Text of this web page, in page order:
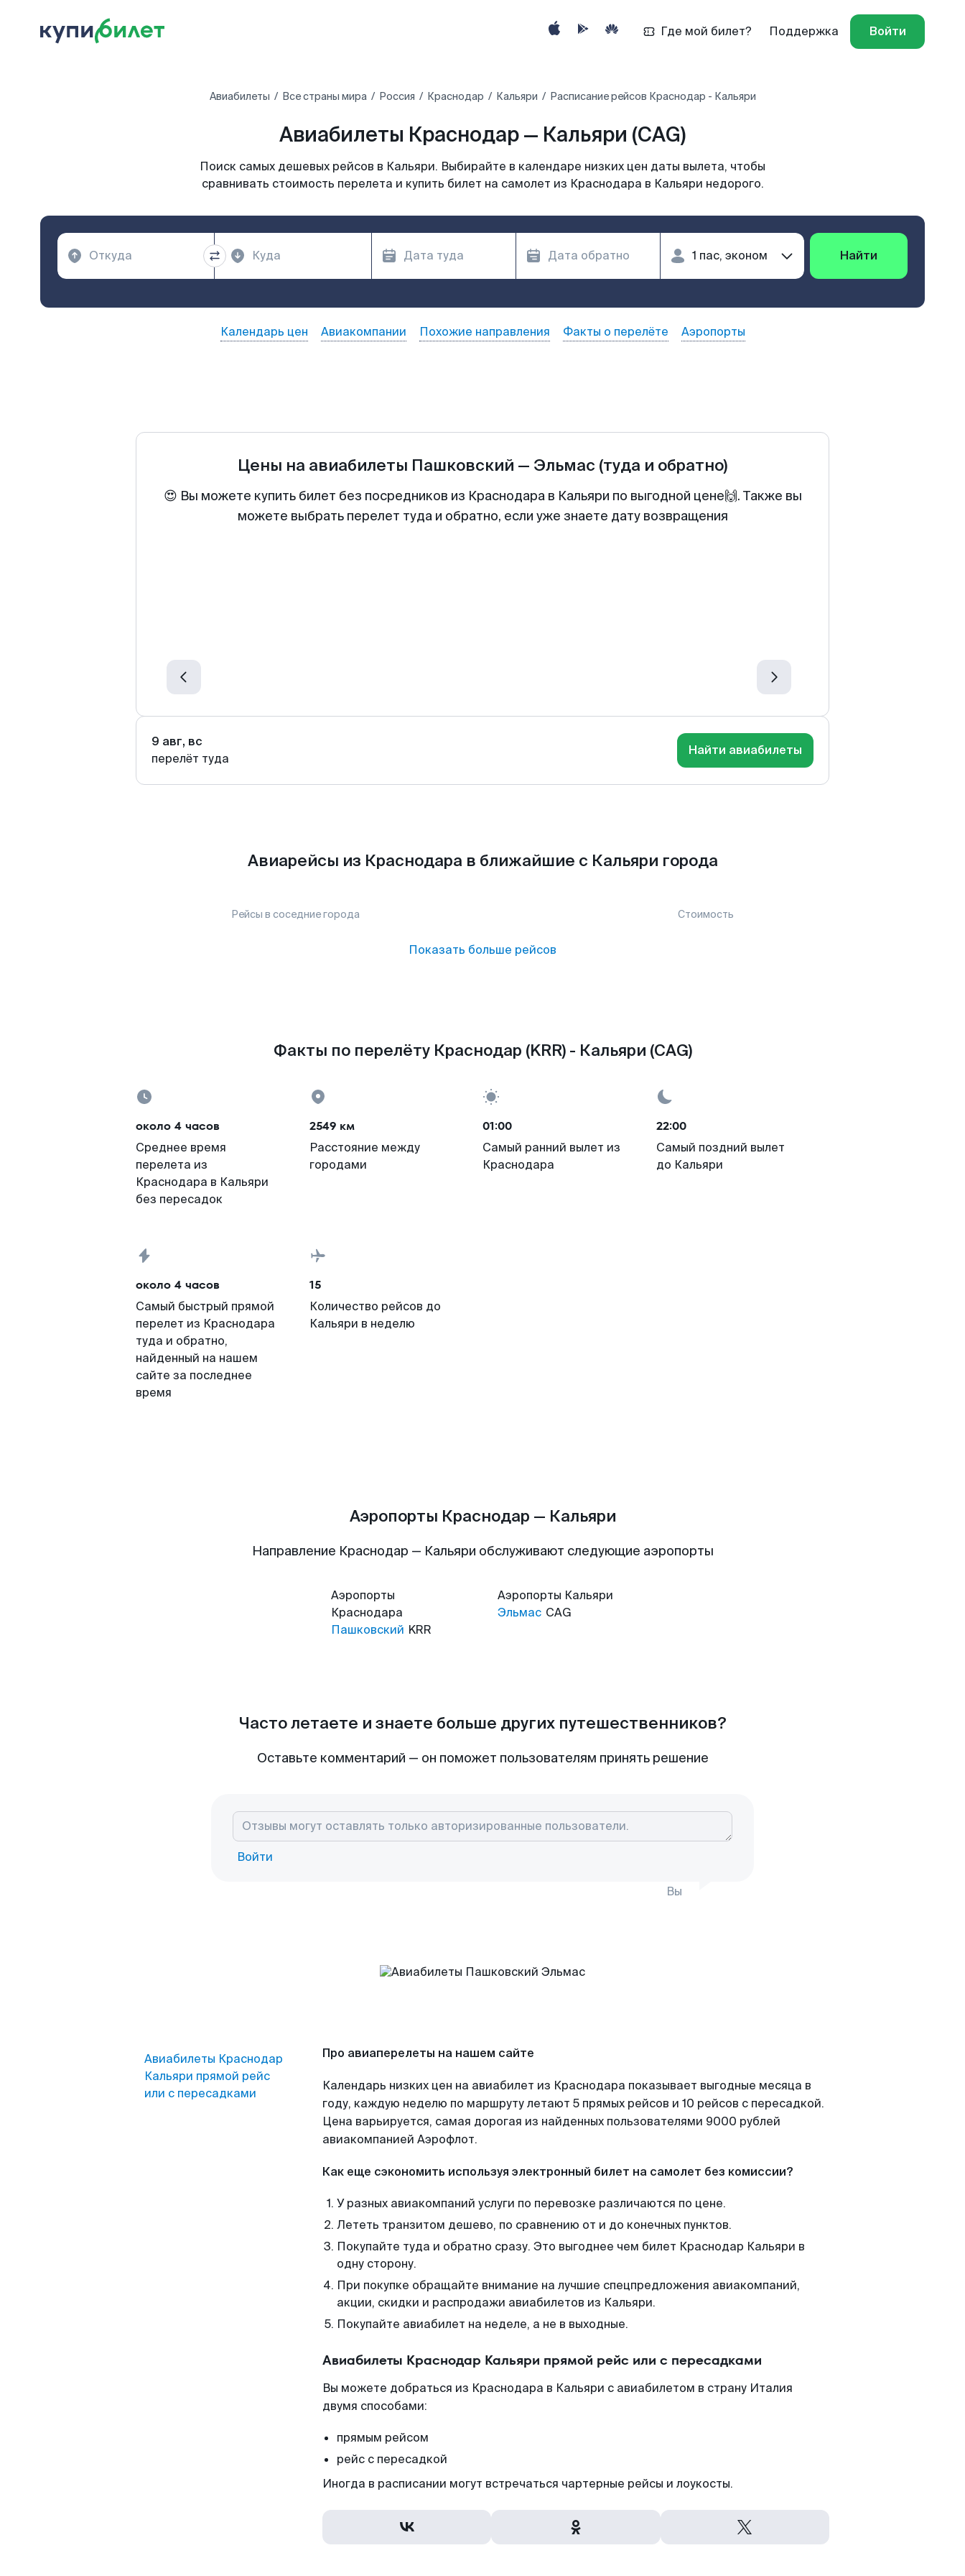
Где мой билет? Поддержка Войти
Авиабилеты Все страны мира Россия Краснодар Кальяри Расписание рейсов Краснодар - Кальяри
Авиабилеты Краснодар — Кальяри (CAG)
Поиск самых дешевых рейсов в Кальяри. Выбирайте в календаре низких цен даты вылета, чтобы
сравнивать стоимость перелета и купить билет на самолет из Краснодара в Кальяри недорого.
Найти
Календарь цен Авиакомпании Похожие направления Факты о перелёте Аэропорты
Цены на авиабилеты Пашковский — Эльмас (туда и обратно)
😍 Вы можете купить билет без посредников из Краснодара в Кальяри по выгодной цене🙌. Также вы
можете выбрать перелет туда и обратно, если уже знаете дату возвращения
9 авг, вс
перелёт туда
Найти авиабилеты
Авиарейсы из Краснодара в ближайшие с Кальяри города
Рейсы в соседние города Стоимость
Показать больше рейсов
Факты по перелёту Краснодар (KRR) - Кальяри (CAG)
около 4 часов
Среднее время
перелета из
Краснодара в Кальяри
без пересадок
2549 км
Расстояние между
городами
01:00
Самый ранний вылет из
Краснодара
22:00
Самый поздний вылет
до Кальяри
около 4 часов
Самый быстрый прямой
перелет из Краснодара
туда и обратно,
найденный на нашем
сайте за последнее
время
15
Количество рейсов до
Кальяри в неделю
Аэропорты Краснодар — Кальяри
Направление Краснодар — Кальяри обслуживают следующие аэропорты
Аэропорты
Краснодара
Пашковский KRR
Аэропорты Кальяри
Эльмас CAG
Часто летаете и знаете больше других путешественников?
Оставьте комментарий — он поможет пользователям принять решение
Войти
Вы
Авиабилеты Краснодар
Кальяри прямой рейс
или с пересадками
Про авиаперелеты на нашем сайте
Календарь низких цен на авиабилет из Краснодара показывает выгодные месяца в
году, каждую неделю по маршруту летают 5 прямых рейсов и 10 рейсов с пересадкой.
Цена варьируется, самая дорогая из найденных пользователями 9000 рублей
авиакомпанией Аэрофлот.
Как еще сэкономить используя электронный билет на самолет без комиссии?
У разных авиакомпаний услуги по перевозке различаются по цене.
Лететь транзитом дешево, по сравнению от и до конечных пунктов.
Покупайте туда и обратно сразу. Это выгоднее чем билет Краснодар Кальяри в
одну сторону.
При покупке обращайте внимание на лучшие спецпредложения авиакомпаний,
акции, скидки и распродажи авиабилетов из Кальяри.
Покупайте авиабилет на неделе, а не в выходные.
Авиабилеты Краснодар Кальяри прямой рейс или с пересадками
Вы можете добраться из Краснодара в Кальяри с авиабилетом в страну Италия
двумя способами:
прямым рейсом
рейс с пересадкой
Иногда в расписании могут встречаться чартерные рейсы и лоукосты.